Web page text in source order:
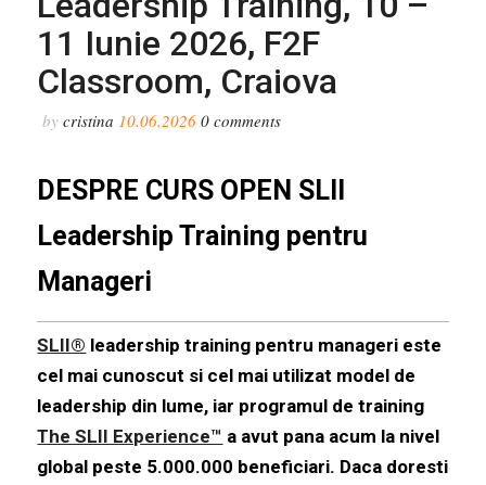
11 Iunie 2026, F2F
Classroom, Craiova
bycristina 10.06.2026 0comments
DESPRE CURS OPEN SLII
Leadership Training pentru
Manageri
SLII® leadership training pentru manageri este
cel mai cunoscut si cel mai utilizat model de
leadership din lume, iar programul de training
The SLII Experience™ a avut pana acum la nivel
global peste 5.000.000 beneficiari. Daca doresti